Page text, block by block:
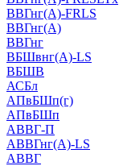
ВВГнг(А)-FRLS
ВВГнг(А)
ВВГнг
ВБШвнг(А)-LS
ВБШВ
АСБл
АПвБШп(г)
АПвБШп
АВВГ-П
АВВГнг(А)-LS
АВВГ